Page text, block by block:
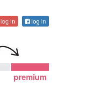
log in log in
premium